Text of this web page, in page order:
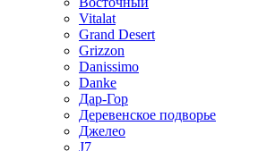
Vitalat
Grand Desert
Grizzon
Danissimo
Danke
Дар-Гор
Деревенское подворье
Джелео
J7